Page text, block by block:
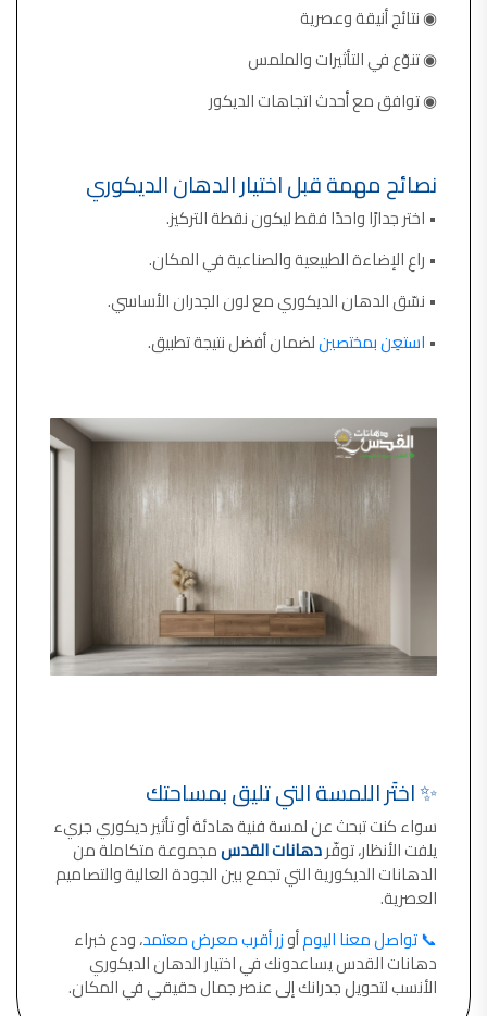
◉ نتائج أنيقة وعصرية
◉ تنوّع في التأثيرات والملمس
◉ توافق مع أحدث اتجاهات الديكور
نصائح مهمة قبل اختيار الدهان الديكوري
• اختر جدارًا واحدًا فقط ليكون نقطة التركيز.
• راعِ الإضاءة الطبيعية والصناعية في المكان.
• نسّق الدهان الديكوري مع لون الجدران الأساسي.
• استعِن بمختصينلضمان أفضل نتيجة تطبيق.
✨ اختَر اللمسة التي تليق بمساحتك
سواء كنت تبحث عن لمسة فنية هادئة أو تأثير ديكوري جريء
يلفت الأنظار، توفّردهانات القدسمجموعة متكاملة من
الدهانات الديكورية التي تجمع بين الجودة العالية والتصاميم
العصرية.
📞 تواصل معنا اليومأوزر أقرب معرض معتمد، ودع خبراء
دهانات القدس يساعدونك في اختيار الدهان الديكوري
الأنسب لتحويل جدرانك إلى عنصر جمال حقيقي في المكان.